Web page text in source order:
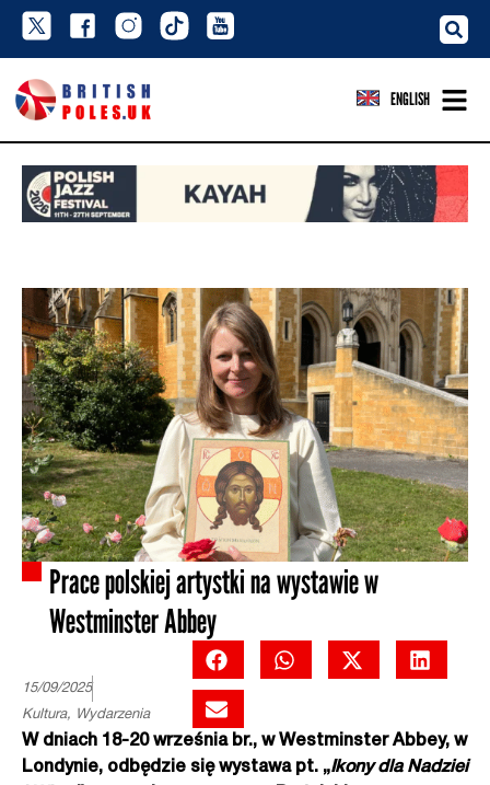
ENGLISH
Prace polskiej artystki na wystawie w
Westminster Abbey
15/09/2025
Kultura, Wydarzenia
W dniach 18-20 września br., w Westminster Abbey, w
Londynie, odbędzie się wystawa pt. „Ikony dla Nadziei